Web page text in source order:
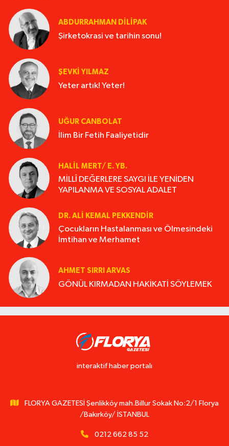
ABDURRAHMAN DILIPAK
Şirketokrasi ve tarihin sonu!
ŞEVKİ YILMAZ
Yeter artık! Yeter!
UĞUR CANBOLAT
İlim Bir Fetih Faaliyetidir
HALIL MERT/ E. YB.
MİLLÎ DEĞERLERE SAYGI İLE YENİDEN
YAPILANMA VE SOSYAL ADALET
DR. ALI KEMAL PEKKENDIR
Çocukların Hastalanması ve Ölmesindeki
İmtihan ve Merhamet
AHMET SIRRI ARVAS
GÖNÜL KIRMADAN HAKİKATİ SÖYLEMEK
interaktif haber portalı
FLORYA GAZETESİ Şenlikköy mah.Billur Sokak No:2/1 Florya
/Bakırköy/ İSTANBUL
0212 662 85 52